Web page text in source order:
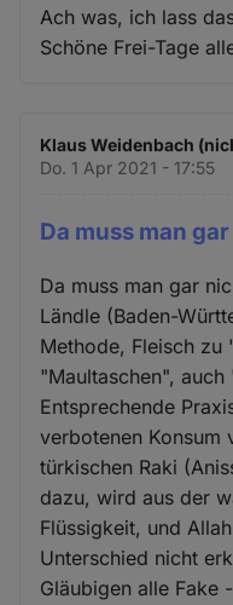
Ach was, ich lass
Schöne Frei-Tage
Klaus Weidenbach
Do. 1 Apr 2021 - 17:55
Da muss man
Da muss man gar
Ländle (Baden-
Methode, Fleisch zu
"Maultaschen",
Entsprechende
verbotenen Konsum
türkischen Raki
dazu, wird aus der
Flüssigkeit, und
Unterschied nicht
Gläubigen alle Fake